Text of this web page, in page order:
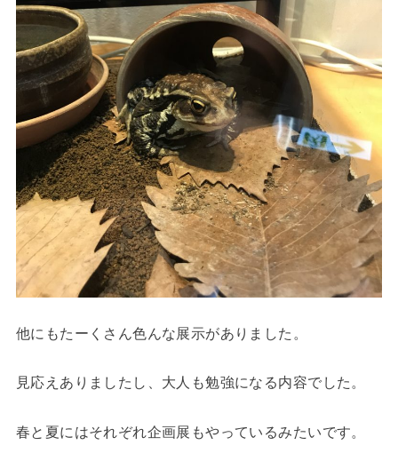
他にもたーくさん色んな展示がありました。
見応えありましたし、大人も勉強になる内容でした。
春と夏にはそれぞれ企画展もやっているみたいです。